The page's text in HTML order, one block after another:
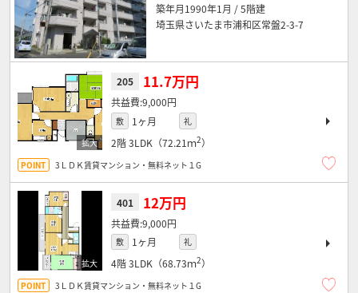
築年月1990年1月 / 5階建
埼玉県さいたま市浦和区常盤2-3-7
205 11.7万円
9,000円
敷 1ヶ月 礼
2階3LDK（72.21ｍ2）
3ＬＤＫ賃貸マンション・無料ネット１G
401 12万円
9,000円
敷 1ヶ月 礼
4階3LDK（68.73ｍ2）
3ＬＤＫ賃貸マンション・無料ネット１G